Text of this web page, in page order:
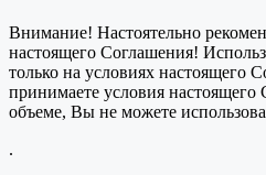
Внимание! Настоятельно
настоящего Соглашения!
только на условиях настоящего
принимаете условия
объеме, Вы не можете
.